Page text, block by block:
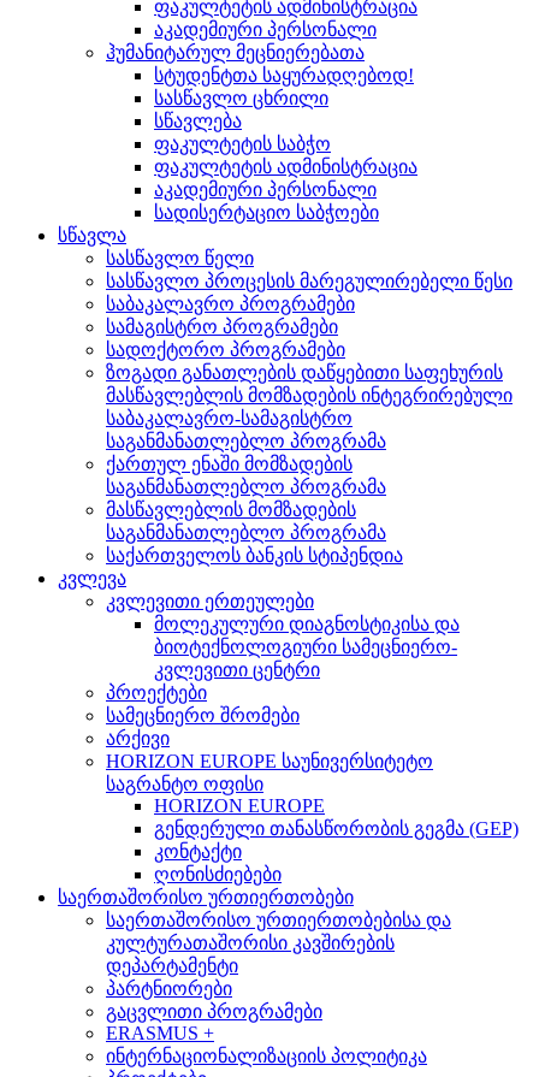
ფაკულტეტის ადმინისტრაცია
აკადემიური პერსონალი
ჰუმანიტარულ მეცნიერებათა
სტუდენტთა საყურადღებოდ!
სასწავლო ცხრილი
სწავლება
ფაკულტეტის საბჭო
ფაკულტეტის ადმინისტრაცია
აკადემიური პერსონალი
სადისერტაციო საბჭოები
სწავლა
სასწავლო წელი
სასწავლო პროცესის მარეგულირებელი წესი
საბაკალავრო პროგრამები
სამაგისტრო პროგრამები
სადოქტორო პროგრამები
ზოგადი განათლების დაწყებითი საფეხურის
მასწავლებლის მომზადების ინტეგრირებული
საბაკალავრო-სამაგისტრო
საგანმანათლებლო პროგრამა
ქართულ ენაში მომზადების
საგანმანათლებლო პროგრამა
მასწავლებლის მომზადების
საგანმანათლებლო პროგრამა
საქართველოს ბანკის სტიპენდია
კვლევა
კვლევითი ერთეულები
მოლეკულური დიაგნოსტიკისა და
ბიოტექნოლოგიური სამეცნიერო-
კვლევითი ცენტრი
პროექტები
სამეცნიერო შრომები
არქივი
HORIZON EUROPE საუნივერსიტეტო
საგრანტო ოფისი
HORIZON EUROPE
გენდერული თანასწორობის გეგმა (GEP)
კონტაქტი
ღონისძიებები
საერთაშორისო ურთიერთობები
საერთაშორისო ურთიერთობებისა და
კულტურათაშორისი კავშირების
დეპარტამენტი
პარტნიორები
გაცვლითი პროგრამები
ERASMUS +
ინტერნაციონალიზაციის პოლიტიკა